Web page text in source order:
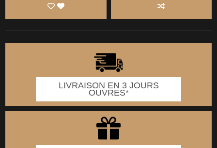
LIVRAISON EN 3 JOURS
OUVRES*